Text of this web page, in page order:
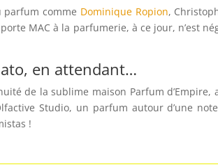
parfum comme Dominique Ropion,
MAC à la parfumerie, à ce jour, n’est
en attendant…
de la sublime maison Parfum
Studio, un parfum autour d’une
!